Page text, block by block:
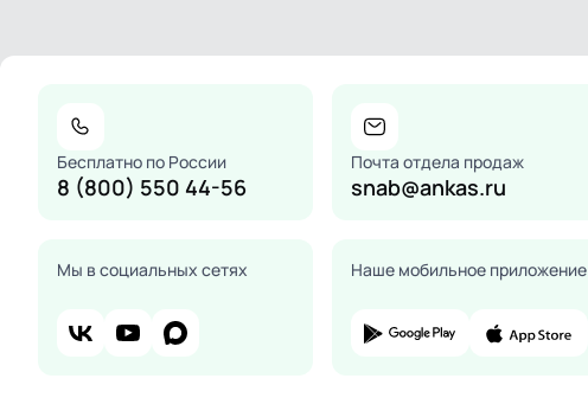
Бесплатно по России
8 (800) 550 44-56
Почта отдела продаж
snab@ankas.ru
Мы в социальных сетях Наше мобильное приложение